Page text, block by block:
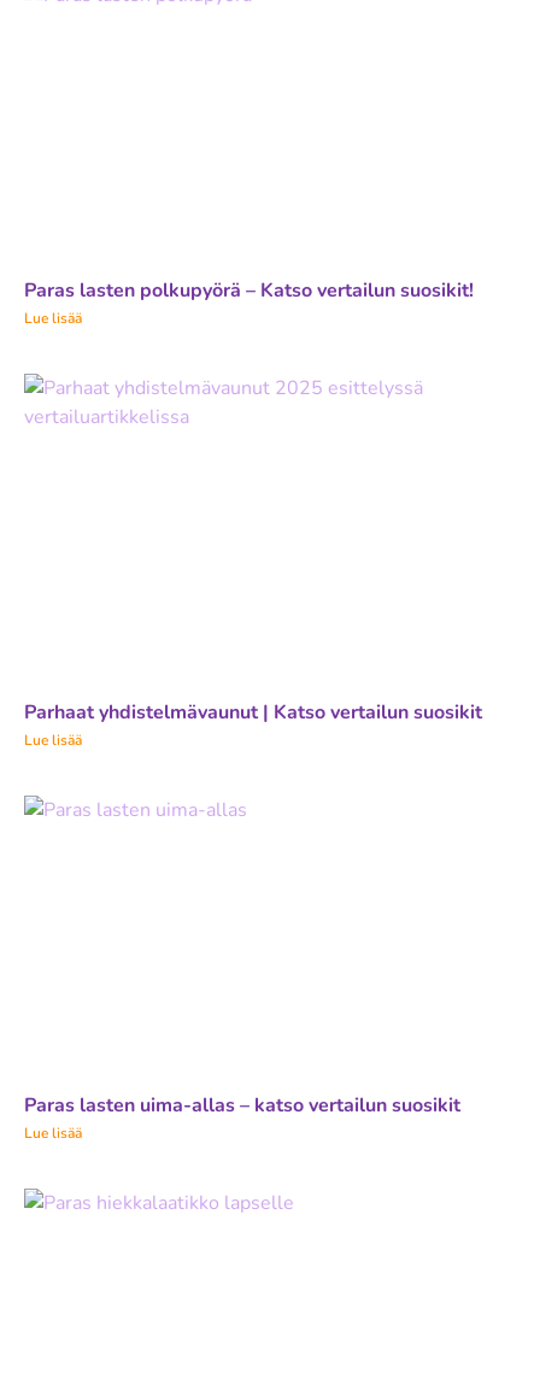
Paras lasten polkupyörä – Katso vertailun suosikit!
Lue lisää
Parhaat yhdistelmävaunut | Katso vertailun suosikit
Lue lisää
Paras lasten uima-allas – katso vertailun suosikit
Lue lisää